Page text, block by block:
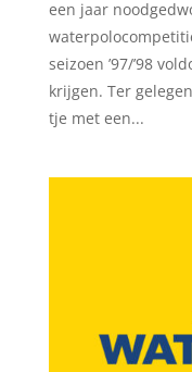
een jaar
seizoen ’97/’98
krijgen. Ter
tje met een...